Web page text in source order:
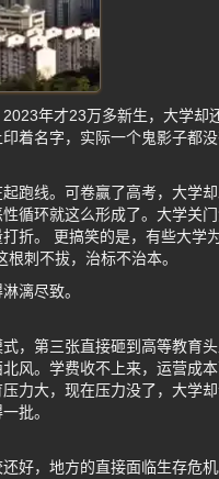
年才23万多新生，大学却
着名字，实际一个鬼影子都没
跑线。可卷赢了高考，大学却
循环就这么形成了。大学关
折。 更搞笑的是，有些大学
刺不拔，治标不治本。
漓尽致。
，第三张直接砸到高等教育
风。学费收不上来，运营成
力大，现在压力没了，大学
批。
好，地方的直接面临生存危机